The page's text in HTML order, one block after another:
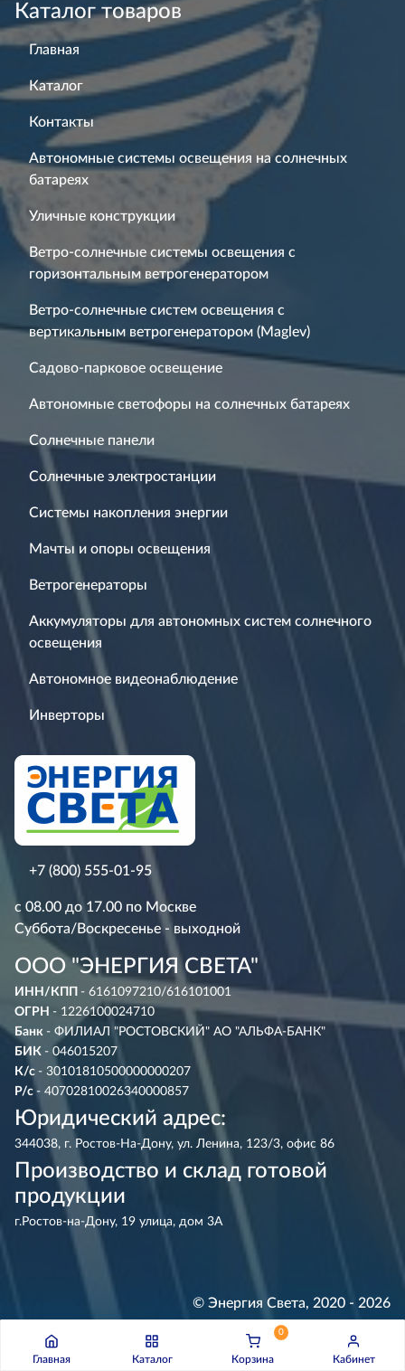
Каталог товаров
Главная
Каталог
Контакты
Автономные системы освещения на солнечных
батареях
Уличные конструкции
Ветро-солнечные системы освещения с
горизонтальным ветрогенератором
Ветро-солнечные систем освещения с
вертикальным ветрогенератором (Maglev)
Садово-парковое освещение
Автономные светофоры на солнечных батареях
Солнечные панели
Солнечные электростанции
Системы накопления энергии
Мачты и опоры освещения
Ветрогенераторы
Аккумуляторы для автономных систем солнечного
освещения
Автономное видеонаблюдение
Инверторы
+7 (800) 555-01-95
с 08.00 до 17.00 по Москве
Суббота/Воскресенье - выходной
ООО "ЭНЕРГИЯ СВЕТА"
ИНН/КПП - 6161097210/616101001
ОГРН - 1226100024710
Банк - ФИЛИАЛ "РОСТОВСКИЙ" АО "АЛЬФА-БАНК"
БИК - 046015207
К/с - 30101810500000000207
Р/с - 40702810026340000857
Юридический адрес:
344038, г. Ростов-На-Дону, ул. Ленина, 123/3, офис 86
Производство и склад готовой
продукции
г.Ростов-на-Дону, 19 улица, дом 3А
© Энергия Света, 2020 - 2026
Разработка и сопровождение сайта -
Главная Каталог
0
Корзина Кабинет